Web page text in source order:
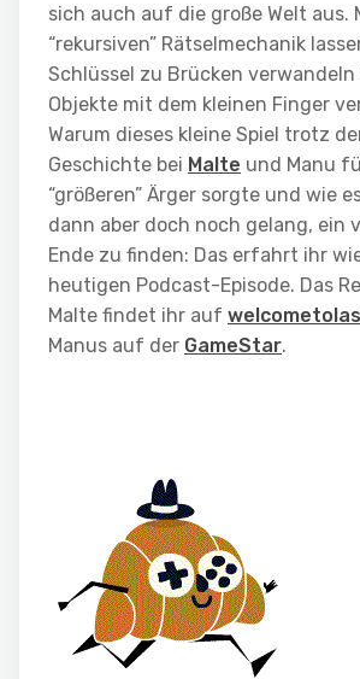
sich auch auf die große Welt aus.
“rekursiven” Rätselmechanik
Schlüssel zu Brücken
Objekte mit dem kleinen Finger
Warum dieses kleine Spiel trotz
Geschichte bei Malte und Manu
“größeren” Ärger sorgte und wie
dann aber doch noch gelang, ein
Ende zu finden: Das erfahrt ihr
heutigen Podcast-Episode. Das
Malte findet ihr auf
Manus auf der GameStar.